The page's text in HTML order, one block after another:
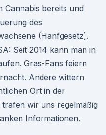
Cannabis bereits und
des
(Hanfgesetz).
Seit 2014 kann man in
Gras-Fans feiern
Andere wittern
Ort in der
wir uns regelmäßig
Informationen.